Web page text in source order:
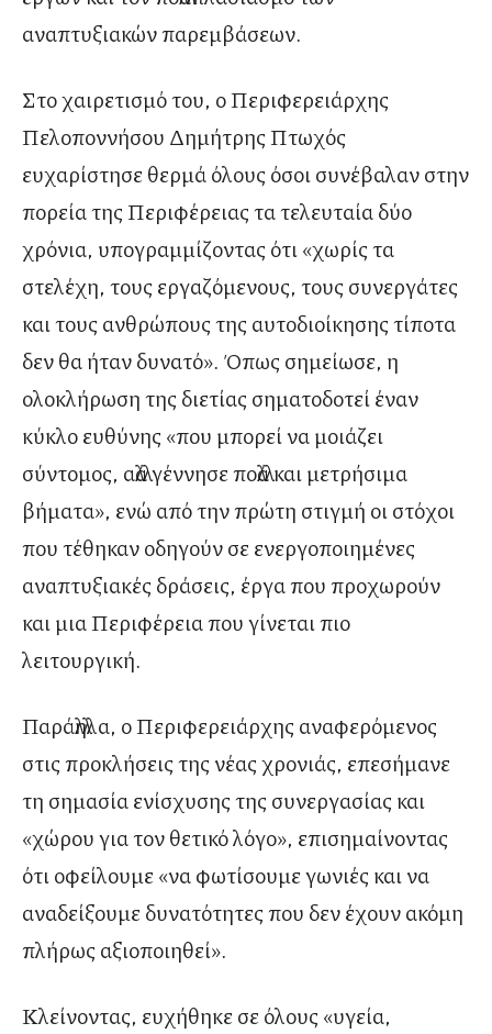
αναπτυξιακών παρεμβάσεων.
Στο χαιρετισμό του, ο Περιφερειάρχης
Πελοποννήσου Δημήτρης Πτωχός
ευχαρίστησε θερμά όλους όσοι συνέβαλαν στην
πορεία της Περιφέρειας τα τελευταία δύο
χρόνια, υπογραμμίζοντας ότι «χωρίς τα
στελέχη, τους εργαζόμενους, τους συνεργάτες
και τους ανθρώπους της αυτοδιοίκησης τίποτα
δεν θα ήταν δυνατό». Όπως σημείωσε, η
ολοκλήρωση της διετίας σηματοδοτεί έναν
κύκλο ευθύνης «που μπορεί να μοιάζει
σύντομος, αλλά γέννησε πολλά και μετρήσιμα
βήματα», ενώ από την πρώτη στιγμή οι στόχοι
που τέθηκαν οδηγούν σε ενεργοποιημένες
αναπτυξιακές δράσεις, έργα που προχωρούν
και μια Περιφέρεια που γίνεται πιο
λειτουργική.
Παράλληλα, ο Περιφερειάρχης αναφερόμενος
στις προκλήσεις της νέας χρονιάς, επεσήμανε
τη σημασία ενίσχυσης της συνεργασίας και
«χώρου για τον θετικό λόγο», επισημαίνοντας
ότι οφείλουμε «να φωτίσουμε γωνιές και να
αναδείξουμε δυνατότητες που δεν έχουν ακόμη
πλήρως αξιοποιηθεί».
Κλείνοντας, ευχήθηκε σε όλους «υγεία,